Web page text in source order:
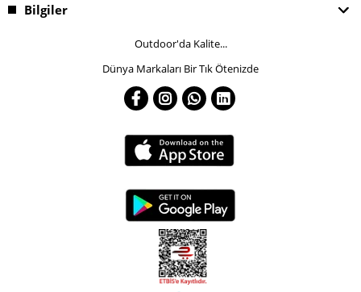
Bilgiler
Outdoor'da Kalite...
Dünya Markaları Bir Tık Ötenizde